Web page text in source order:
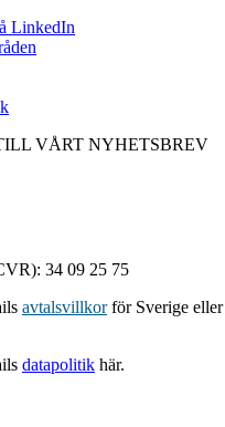
LinkedIn
VÅRT NYHETSBREV
34 09 25 75
avtalsvillkor för Sverige eller
datapolitik här.